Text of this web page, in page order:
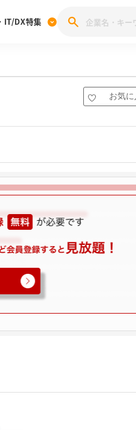
験記投稿キャンペーン
IT/DX特集
特集 27卒 IT・DX企業特集
お気に